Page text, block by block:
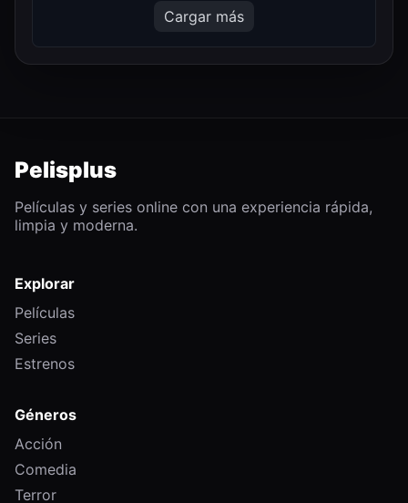
Cargar más
Pelisplus
Películas y series online con una experiencia rápida,
limpia y moderna.
Explorar
Películas
Series
Estrenos
Géneros
Acción
Comedia
Terror